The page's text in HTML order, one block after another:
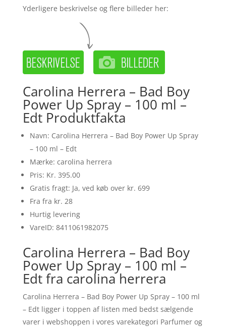
Yderligere beskrivelse og flere billeder her:
Carolina Herrera – Bad Boy
Power Up Spray – 100 ml –
Edt Produktfakta
Navn: Carolina Herrera – Bad Boy Power Up Spray
– 100 ml – Edt
Mærke: carolina herrera
Pris: Kr. 395.00
Gratis fragt: Ja, ved køb over kr. 699
Fra fra kr. 28
Hurtig levering
VareID: 8411061982075
Carolina Herrera – Bad Boy
Power Up Spray – 100 ml –
Edt fra carolina herrera
Carolina Herrera – Bad Boy Power Up Spray – 100 ml
– Edt ligger i toppen af listen med bedst sælgende
varer i webshoppen i vores varekategori Parfumer og